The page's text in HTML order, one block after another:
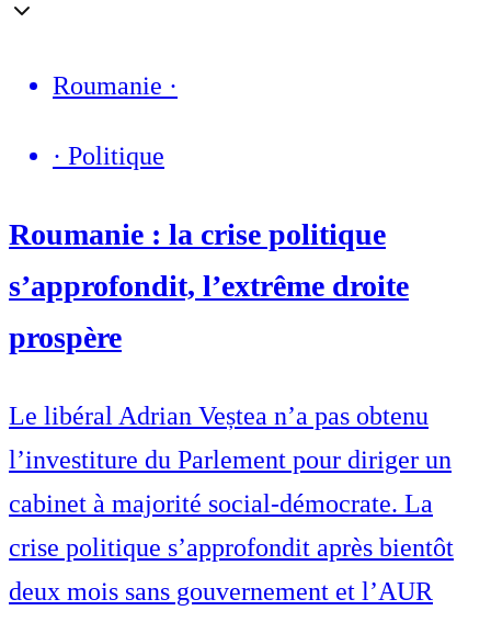
Roumanie ·
· Politique
Roumanie : la crise politique
s’approfondit, l’extrême droite
prospère
Le libéral Adrian Veștea n’a pas obtenu
l’investiture du Parlement pour diriger un
cabinet à majorité social-démocrate. La
crise politique s’approfondit après bientôt
deux mois sans gouvernement et l’AUR